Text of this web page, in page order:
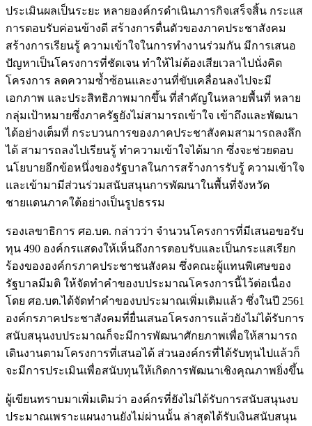
ประเมินผลเป็นระยะ หลายองค์กรดำเนินภารกิจเสร็จสิ้น กระแส
การตอบรับค่อนข้างดี สร้างการตื่นตัวของภาคประชาสังคม
สร้างการเรียนรู้ ความเข้าใจในการทำงานร่วมกัน มีการเสนอ
ปัญหาเป็นโครงการที่ชัดเจน ทำให้ไม่ต้องเสียเวลาไปนั่งคิด
โครงการ ลดความซ้ำซ้อนและงานที่ขับเคลื่อนลงไปจะมี
เอกภาพ และประสิทธิภาพมากขึ้น ที่สำคัญในหลายพื้นที่ หลาย
กลุ่มเป้าหมายซึ่งภาครัฐยังไม่สามารถเข้าใจ เข้าถึงและพัฒนา
ได้อย่างเต็มที่ กระบวนการของภาคประชาสังคมสามารถลงลึก
ได้ สามารถลงไปเรียนรู้ ทำความเข้าใจได้มาก ซึ่งจะช่วยตอบ
นโยบายอีกข้อหนึ่งของรัฐบาลในการสร้างการรับรู้ ความเข้าใจ
และเข้ามามีส่วนร่วมสนับสนุนการพัฒนาในพื้นที่จังหวัด
ชายแดนภาคใต้อย่างเป็นรูปธรรม
รองเลขาธิการ ศอ.บต. กล่าวว่า จำนวนโครงการที่มีเสนอขอรับ
ทุน 490 องค์กรแสดงให้เห็นถึงการตอบรับและเป็นกระแสเรียก
ร้องขององค์กรภาคประชาชนสังคม ซึ่งคณะผู้แทนพิเศษของ
รัฐบาลมีมติ ให้จัดทำคำของบประมาณโครงการนี้ไว้ต่อเนื่อง
โดย ศอ.บต.ได้จัดทำคำของบประมาณเพิ่มเติมแล้ว ซึ่งในปี 2561
องค์กรภาคประชาสังคมที่ยื่นเสนอโครงการแล้วยังไม่ได้รับการ
สนับสนุนงบประมาณก็จะมีการพัฒนาศักยภาพเพื่อให้สามารถ
เดินงานตามโครงการที่เสนอได้ ส่วนองค์กรที่ได้รับทุนไปแล้วก็
จะมีการประเมินเพื่อสนับทุนให้เกิดการพัฒนาเชิงคุณภาพยิ่งขึ้น
ผู้เขียนทราบมาเพิ่มเติมว่า องค์กรที่ยังไม่ได้รับการสนับสนุนงบ
ประมาณเพราะแผนงานยังไม่ผ่านนั้น ล่าสุดได้รับเงินสนับสนุน